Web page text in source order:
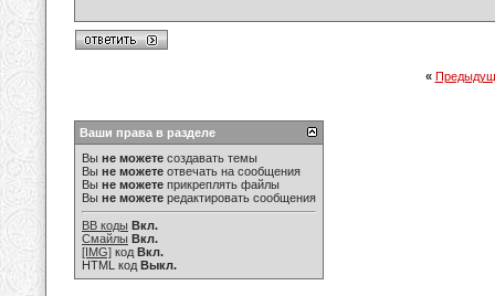
«
Ваши права в разделе
Вы не можете создавать темы
Вы не можете отвечать на сообщения
Вы не можете прикреплять файлы
Вы не можете редактировать сообщения
BB коды Вкл.
Смайлы Вкл.
[IMG] код Вкл.
HTML код Выкл.